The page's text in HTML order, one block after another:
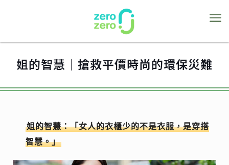
姐的智慧│搶救平價時尚的環保災難
姐的智慧：「女人的衣櫃少的不是衣服，是穿搭
智慧。」